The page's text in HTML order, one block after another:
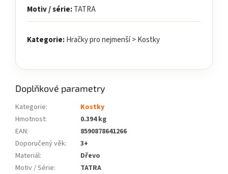
Motiv / série:TATRA
Kategorie:Hračky pro nejmenší > Kostky
Doplňkové parametry
Kategorie:
Kostky
Hmotnost:
0.394 kg
EAN:
8590878641266
Doporučený věk:
3+
Materiál:
Dřevo
Motiv / Série:
TATRA